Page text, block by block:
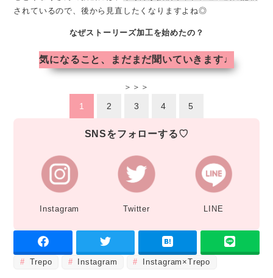
されているので、後から見直したくなりますよね◎
なぜストーリーズ加工を始めたの？
気になること、まだまだ聞いていきます♩
＞＞＞
1 2 3 4 5
SNSをフォローする♡
Instagram Twitter LINE
Trepo Instagram Instagram×Trepo